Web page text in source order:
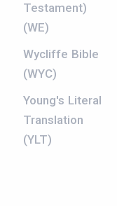
Testament)
(WE)
Wycliffe Bible
(WYC)
Young's Literal
Translation
(YLT)